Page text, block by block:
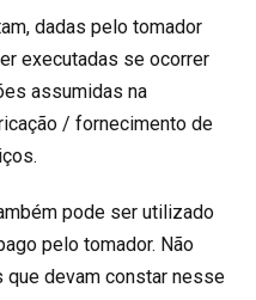
dadas pelo tomador
executadas se ocorrer
assumidas na
/ fornecimento de
pode ser utilizado
pelo tomador. Não
devam constar nesse